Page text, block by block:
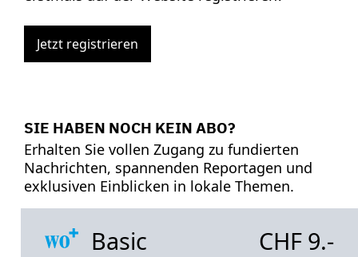
Jetzt registrieren
SIE HABEN NOCH KEIN ABO?
Erhalten Sie vollen Zugang zu fundierten
Nachrichten, spannenden Reportagen und
exklusiven Einblicken in lokale Themen.
Basic CHF 9.-